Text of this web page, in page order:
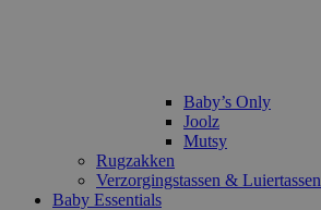
Baby’s Only
Joolz
Mutsy
Rugzakken
Verzorgingstassen & Luiertassen
Baby Essentials